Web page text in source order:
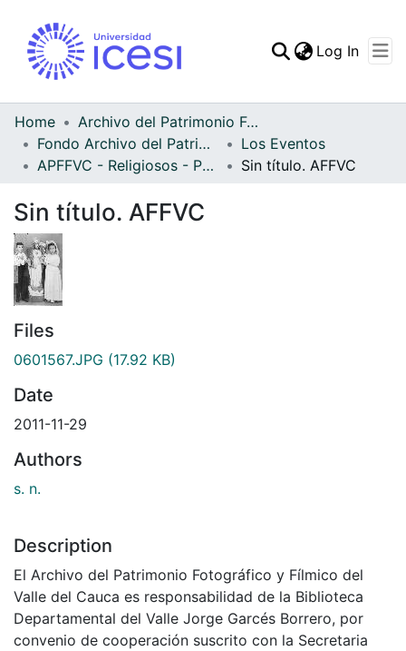
Statistics
Log In
Home
Archivo del Patrimonio Fotográfico y Fílmico del Valle del Cauca
Fondo Archivo del Patrimonio Fotográfico y Fílmico del Valle del Cauca
Los Eventos
APFFVC - Religiosos - Patrimonial
Sin título. AFFVC
Sin título. AFFVC
Files
0601567.JPG (17.92 KB)
Date
2011-11-29
Authors
s. n.
Description
El Archivo del Patrimonio Fotográfico y Fílmico del
Valle del Cauca es responsabilidad de la Biblioteca
Departamental del Valle Jorge Garcés Borrero, por
convenio de cooperación suscrito con la Secretaria